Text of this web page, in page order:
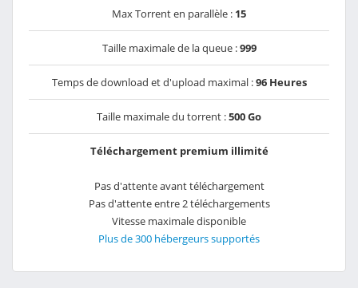
Max Torrent en parallèle : 15
Taille maximale de la queue :999
Temps de download et d'upload maximal :96 Heures
Taille maximale du torrent :500 Go
Téléchargement premium illimité
Pas d'attente avant téléchargement
Pas d'attente entre 2 téléchargements
Vitesse maximale disponible
Plus de 300 hébergeurs supportés